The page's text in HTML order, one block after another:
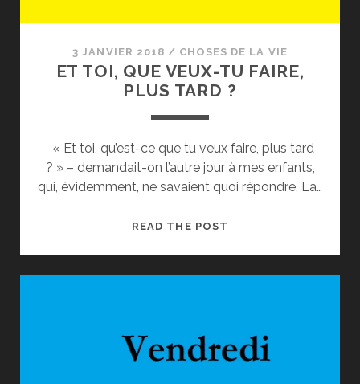
3 JANVIER 2018 / CHOSES DE LA VIE
ET TOI, QUE VEUX-TU FAIRE,
PLUS TARD ?
« Et toi, qu’est-ce que tu veux faire, plus tard
? » – demandait-on l’autre jour à mes enfants,
qui, évidemment, ne savaient quoi répondre. La…
READ THE POST
PLUS
TARD